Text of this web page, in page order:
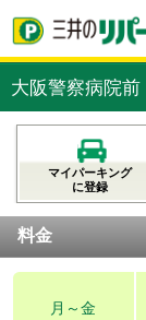
大阪警察病院前
マイパーキング
に登録
料金
月～金